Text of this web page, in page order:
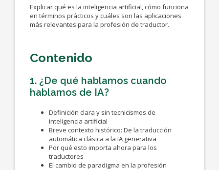
Explicar qué es la inteligencia artificial, cómo funciona
en términos prácticos y cuáles son las aplicaciones
más relevantes para la profesión de traductor.
Contenido
1. ¿De qué hablamos cuando
hablamos de IA?
Definición clara y sin tecnicismos de
inteligencia artificial
Breve contexto histórico: De la traducción
automática clásica a la IA generativa
Por qué esto importa ahora para los
traductores
El cambio de paradigma en la profesión